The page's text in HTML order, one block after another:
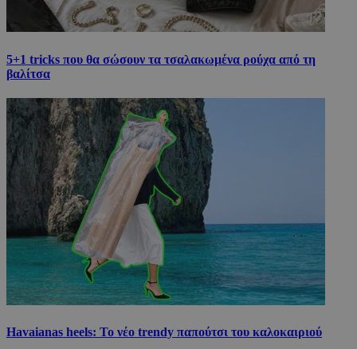
5+1 tricks που θα σώσουν τα τσαλακωμένα ρούχα από τη
βαλίτσα
Havaianas heels: Το νέο trendy παπούτσι του καλοκαιριού